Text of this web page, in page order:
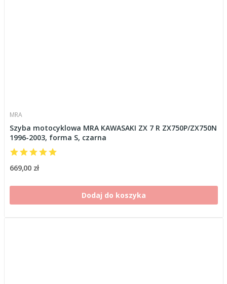
MRA
Szyba motocyklowa MRA KAWASAKI ZX 7 R ZX750P/ZX750N
1996-2003, forma S, czarna
669,00 zł
Dodaj do koszyka